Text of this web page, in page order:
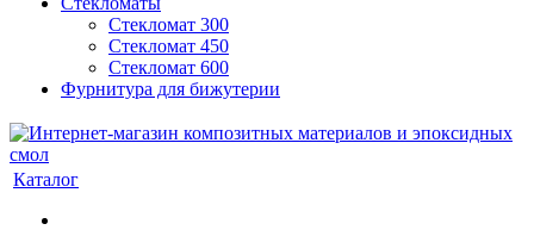
Стекломат 300
Стекломат 450
Стекломат 600
Фурнитура для бижутерии
Каталог